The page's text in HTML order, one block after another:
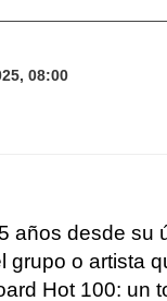
08:00
años desde su
grupo o artista
Hot 100: un